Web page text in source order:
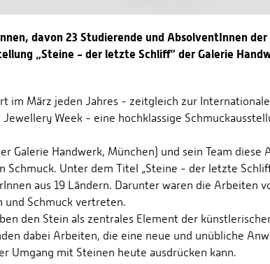
davon 23 Studierende und AbsolventInnen
„Steine - der letzte Schliff“ der Galerie
im März jeden Jahres - zeitgleich zur
Week - eine hochklassige
Galerie Handwerk, München) und sein Team diese
Schmuck. Unter dem Titel „Steine - der letzte
aus 19 Ländern. Darunter waren die Arbeiten
und Schmuck vertreten.
den Stein als zentrales Element der
dabei Arbeiten, die eine neue und unübliche
Umgang mit Steinen heute ausdrücken kann.